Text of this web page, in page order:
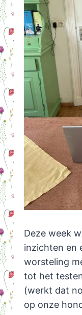
Deze week
inzichten en
worsteling
tot het
(werkt dat
op onze